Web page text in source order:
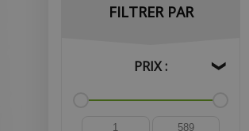
FILTRER PAR
PRIX : ❯